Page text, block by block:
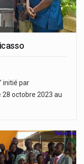
initié par
28 octobre 2023 au